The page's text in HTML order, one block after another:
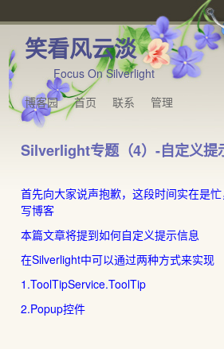
笑看风云淡
Focus On Silverlight
博客园
首页 联系 管理
Silverlight专题（4）-自定义提
首先向大家说声抱歉，这段时间实在是
写博客
本篇文章将提到如何自定义提示信息
在Silverlight中可以通过两种方式来实现
1.ToolTipService.ToolTip
2.Popup控件